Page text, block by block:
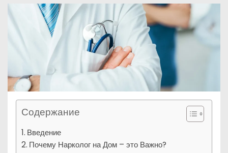
Содержание
Введение
Почему Нарколог на Дом – это Важно?